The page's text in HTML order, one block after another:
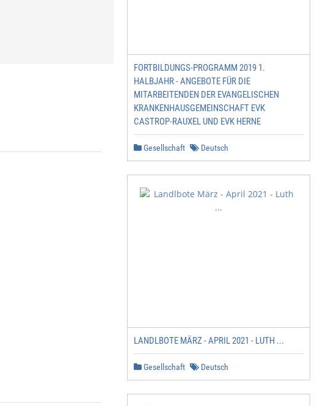
FORTBILDUNGS-PROGRAMM 2019 1.
HALBJAHR - ANGEBOTE FÜR DIE
MITARBEITENDEN DER EVANGELISCHEN
KRANKENHAUSGEMEINSCHAFT EVK
CASTROP-RAUXEL UND EVK HERNE
Gesellschaft Deutsch
LANDLBOTE MÄRZ - APRIL 2021 - LUTH ...
Gesellschaft Deutsch